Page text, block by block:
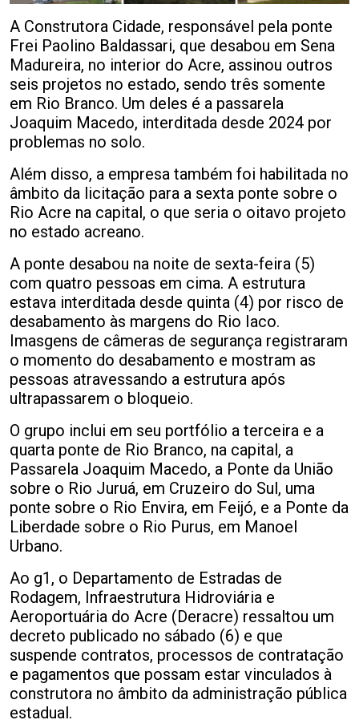
A Construtora Cidade, responsável pela ponte
Frei Paolino Baldassari, que desabou em Sena
Madureira, no interior do Acre, assinou outros
seis projetos no estado, sendo três somente
em Rio Branco. Um deles é a passarela
Joaquim Macedo, interditada desde 2024 por
problemas no solo.
Além disso, a empresa também foi habilitada no
âmbito da licitação para a sexta ponte sobre o
Rio Acre na capital, o que seria o oitavo projeto
no estado acreano.
A ponte desabou na noite de sexta-feira (5)
com quatro pessoas em cima. A estrutura
estava interditada desde quinta (4) por risco de
desabamento às margens do Rio Iaco.
Imasgens de câmeras de segurança registraram
o momento do desabamento e mostram as
pessoas atravessando a estrutura após
ultrapassarem o bloqueio.
O grupo inclui em seu portfólio a terceira e a
quarta ponte de Rio Branco, na capital, a
Passarela Joaquim Macedo, a Ponte da União
sobre o Rio Juruá, em Cruzeiro do Sul, uma
ponte sobre o Rio Envira, em Feijó, e a Ponte da
Liberdade sobre o Rio Purus, em Manoel
Urbano.
Ao g1, o Departamento de Estradas de
Rodagem, Infraestrutura Hidroviária e
Aeroportuária do Acre (Deracre) ressaltou um
decreto publicado no sábado (6) e que
suspende contratos, processos de contratação
e pagamentos que possam estar vinculados à
construtora no âmbito da administração pública
estadual.